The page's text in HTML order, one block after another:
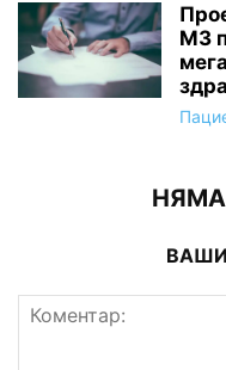
МЗ